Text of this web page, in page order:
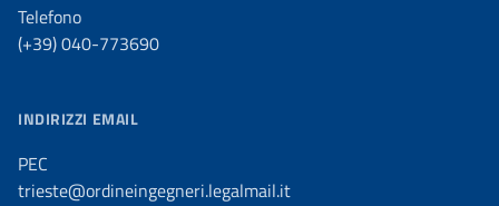
Telefono
(+39) 040-773690
INDIRIZZI EMAIL
PEC
trieste@ordineingegneri.legalmail.it